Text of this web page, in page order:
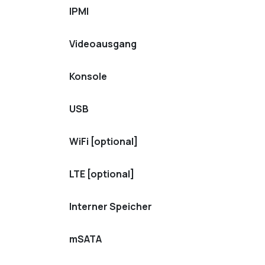
IPMI
Videoausgang
Konsole
USB
WiFi [optional]
LTE [optional]
Interner Speicher
mSATA